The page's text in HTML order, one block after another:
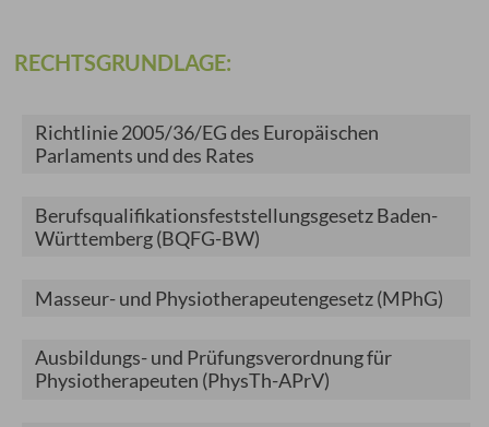
RECHTSGRUNDLAGE:
Richtlinie 2005/36/EG des Europäischen
Parlaments und des Rates
Berufsqualifikationsfeststellungsgesetz Baden-
Württemberg (BQFG-BW)
Masseur- und Physiotherapeutengesetz (MPhG)
Ausbildungs- und Prüfungsverordnung für
Physiotherapeuten (PhysTh-APrV)